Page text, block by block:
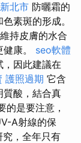
北市 防曬霜的
素斑的形成。
持皮膚的水合
康。 seo軟體
因此建議在
護照過期 它含
質酸，結合真
的是要注意，
A射線的保
，全年只有